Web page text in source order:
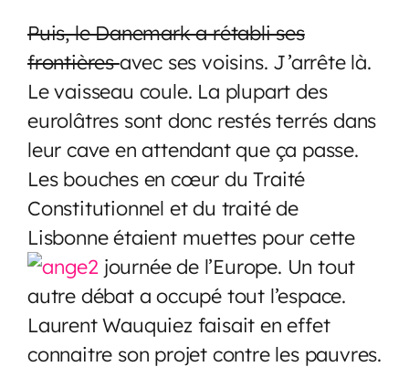
Puis, le Danemark a rétabli ses
frontièresavec ses voisins. J’arrête là.
Le vaisseau coule. La plupart des
eurolâtres sont donc restés terrés dans
leur cave en attendant que ça passe.
Les bouches en cœur du Traité
Constitutionnel et du traité de
Lisbonne étaient muettes pour cette
journée de l’Europe. Un tout
autre débat a occupé tout l’espace.
Laurent Wauquiez faisait en effet
connaitre son projet contre les pauvres.